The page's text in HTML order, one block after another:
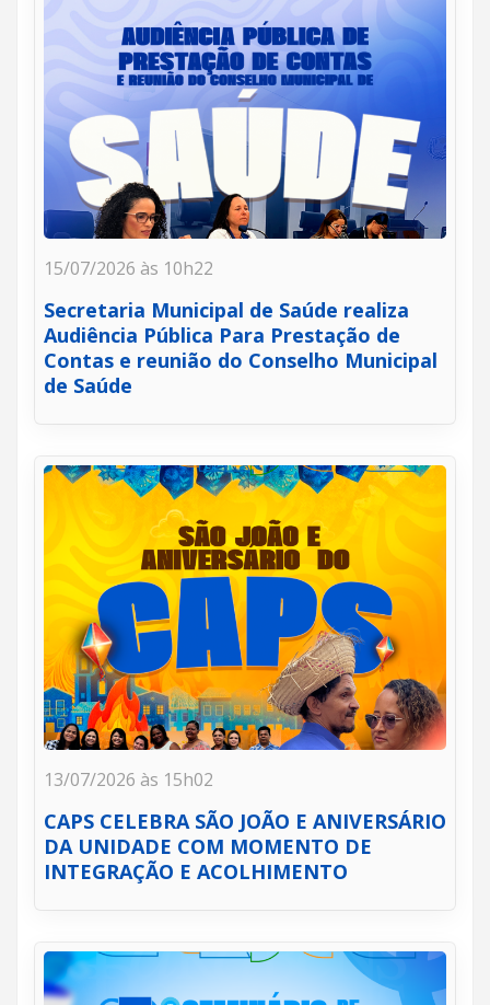
15/07/2026 às 10h22
Secretaria Municipal de Saúde realiza
Audiência Pública Para Prestação de
Contas e reunião do Conselho Municipal
de Saúde
13/07/2026 às 15h02
CAPS CELEBRA SÃO JOÃO E ANIVERSÁRIO
DA UNIDADE COM MOMENTO DE
INTEGRAÇÃO E ACOLHIMENTO